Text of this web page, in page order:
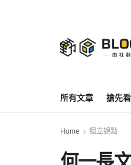
所有文章 搶先看
Home 獨立觀點